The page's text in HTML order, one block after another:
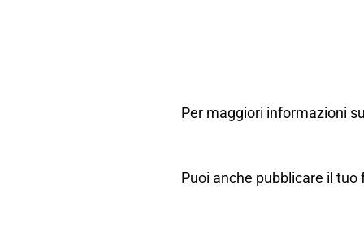
Per maggiori informazioni
Puoi anche pubblicare il